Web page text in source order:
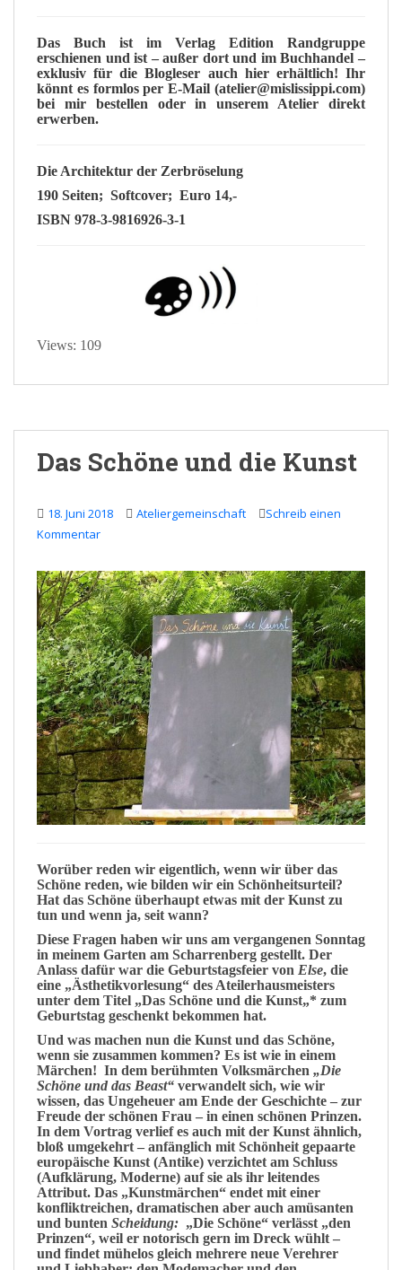
Das Buch ist im Verlag Edition Randgruppe
erschienen und ist – außer dort und im Buchhandel –
exklusivfür die Blogleser auch hier erhältlich! Ihr
könnt es formlos perE-Mail (atelier@mislissippi.com)
bei mir bestellen oder in unserem Atelier direkt
erwerben.
Die Architektur der Zerbröselung
190 Seiten; Softcover; Euro 14,-
ISBN 978-3-9816926-3-1
Views: 109
Das Schöne und die Kunst
18. Juni 2018 Ateliergemeinschaft
Schreib einen
Kommentar
Worüber reden wir eigentlich, wenn wir über das
Schöne reden, wie bilden wir ein Schönheitsurteil?
Hat das Schöne überhaupt etwas mit der Kunst zu
tun und wenn ja, seit wann?
Diese Fragen haben wir uns am vergangenen Sonntag
in meinem Garten am Scharrenberg gestellt. Der
Anlass dafür war die Geburtstagsfeier von Else, die
eine „Ästhetikvorlesung“ des Ateilerhausmeisters
unter dem Titel „Das Schöne und die Kunst„* zum
Geburtstag geschenkt bekommen hat.
Und was machen nun die Kunst und das Schöne,
wenn sie zusammen kommen? Es ist wie in einem
Märchen! In dem berühmten Volksmärchen „Die
Schöne und das Beast“ verwandelt sich, wie wir
wissen, das Ungeheuer am Ende der Geschichte – zur
Freude der schönen Frau – in einen schönen Prinzen.
In dem Vortrag verlief es auch mit der Kunst ähnlich,
bloß umgekehrt – anfänglich mit Schönheit gepaarte
europäische Kunst (Antike) verzichtet am Schluss
(Aufklärung, Moderne) auf sie als ihr leitendes
Attribut. Das „Kunstmärchen“ endet mit einer
konfliktreichen, dramatischen aber auch amüsanten
und bunten Scheidung: „Die Schöne“ verlässt „den
Prinzen“, weil er notorisch gern im Dreck wühlt –
und findet mühelos gleich mehrere neue Verehrer